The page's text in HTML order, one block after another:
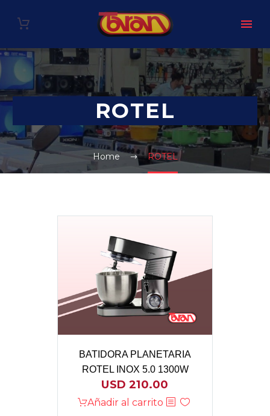
ROTEL
Home ROTEL
BATIDORA PLANETARIA
ROTEL INOX 5.0 1300W
USD210.00
Añadir al carrito